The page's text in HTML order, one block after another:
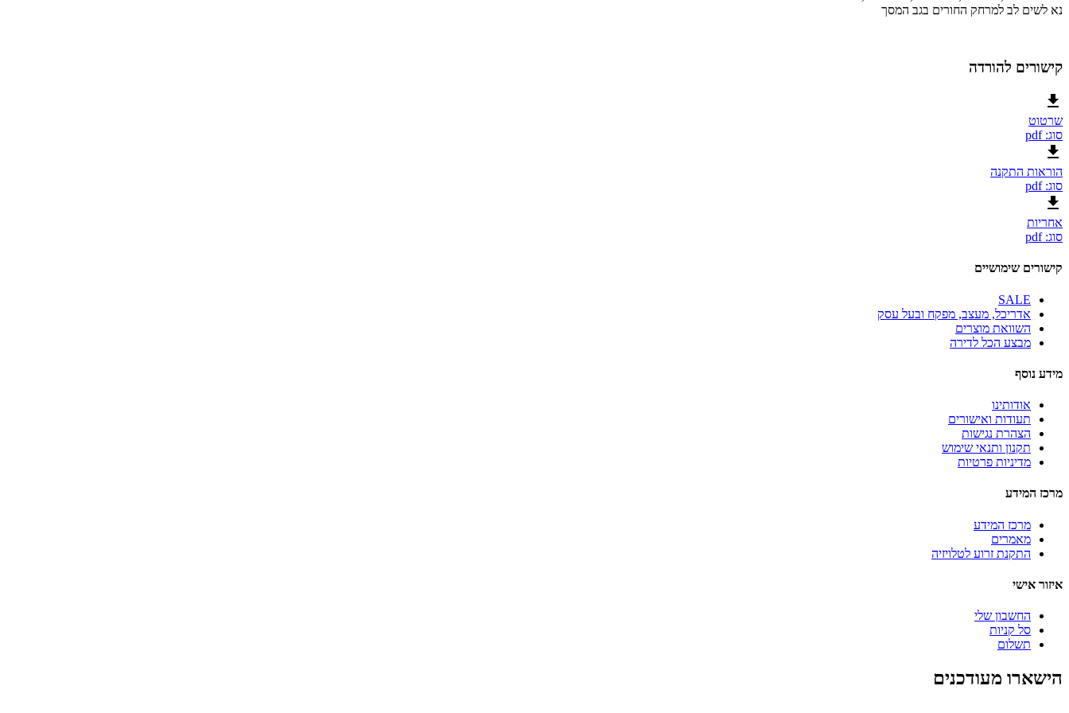
נא לשים לב למרחק החורים בגב המסך
קישורים להורדה
שרטוט
סוג: pdf
הוראות התקנה
סוג: pdf
אחריות
סוג: pdf
קישורים שימושיים
SALE
אדריכל, מעצב, מפקח ובעל עסק
השוואת מוצרים
מבצע הכל לדירה
מידע נוסף
אודותינו
תעודות ואישורים
הצהרת נגישות
תקנון ותנאי שימוש
מדיניות פרטיות
מרכז המידע
מרכז המידע
מאמרים
התקנת זרוע לטלויזיה
איזור אישי
החשבון שלי
סל קניות
תשלום
הישארו מעודכנים